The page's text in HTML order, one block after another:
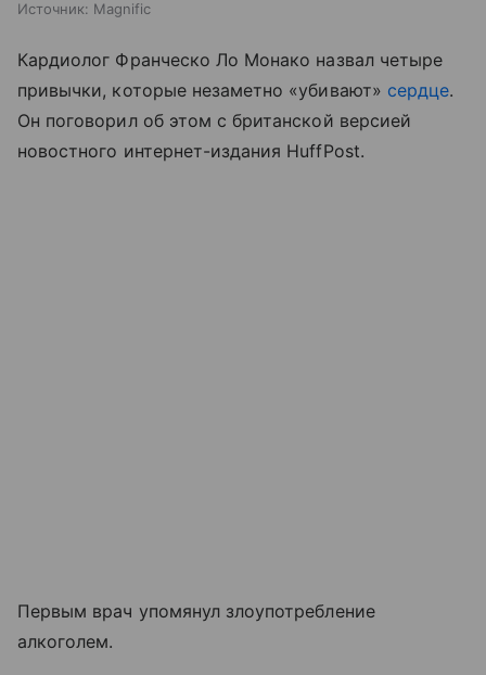
Источник: Magnific
Кардиолог Франческо Ло Монако назвал четыре
привычки, которые незаметно «убивают» сердце.
Он поговорил об этом с британской версией
новостного интернет-издания HuffPost.
Первым врач упомянул злоупотребление
алкоголем.